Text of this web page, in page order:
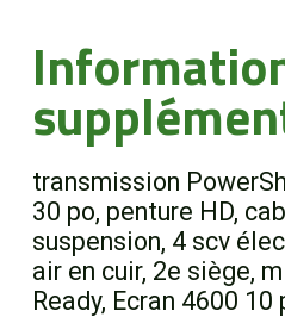
transmission
30 po, penture HD,
suspension, 4 scv
air en cuir, 2e siège,
Ready, Ecran 4600 10